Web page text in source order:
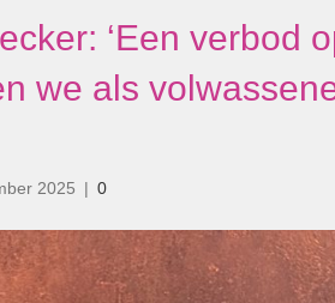
‘Een verbod
we als
2025 | 0